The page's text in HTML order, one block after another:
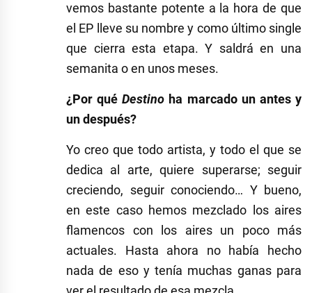
vemos bastante potente a la hora de que
el EP lleve su nombre y como último single
que cierra esta etapa. Y saldrá en una
semanita o en unos meses.
¿Por quéDestino ha marcado un antes y
un después?
Yo creo que todo artista, y todo el que se
dedica al arte, quiere superarse; seguir
creciendo, seguir conociendo… Y bueno,
en este caso hemos mezclado los aires
flamencos con los aires un poco más
actuales. Hasta ahora no había hecho
nada de eso y tenía muchas ganas para